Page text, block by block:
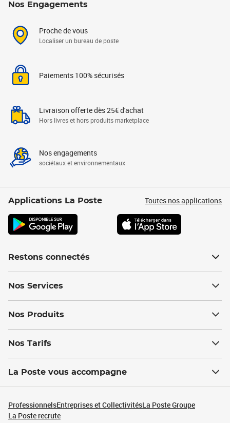
Nos Engagements
Proche de vous
Localiser un bureau de poste
Paiements 100% sécurisés
Livraison offerte dès 25€ d'achat
Hors livres et hors produits marketplace
Nos engagements
sociétaux et environnementaux
Applications La Poste Toutes nos applications
Restons connectés
Nos Services
Nos Produits
Nos Tarifs
La Poste vous accompagne
ProfessionnelsEntreprises et CollectivitésLa Poste Groupe
La Poste recrute